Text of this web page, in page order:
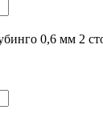
0,6 мм 2